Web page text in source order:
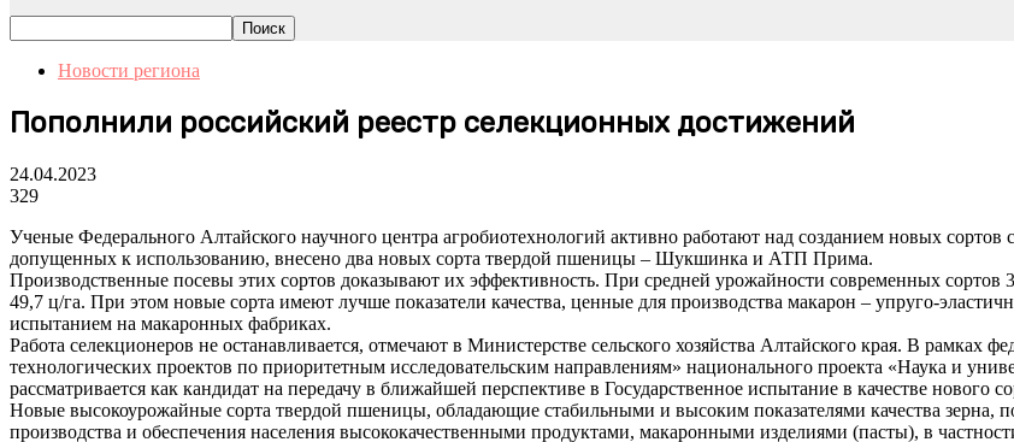
Новости региона
Пополнили российский реестр селекционных достижений
24.04.2023
329
Ученые Федерального Алтайского научного центра агробиотехнологий активно работают над созданием новых
допущенных к использованию, внесено два новых сорта твердой пшеницы – Шукшинка и АТП Прима.
Производственные посевы этих сортов доказывают их эффективность. При средней урожайности современных
49,7 ц/га. При этом новые сорта имеют лучше показатели качества, ценные для производства макарон – упруго-
испытанием на макаронных фабриках.
Работа селекционеров не останавливается, отмечают в Министерстве сельского хозяйства Алтайского края. В рамках
технологических проектов по приоритетным исследовательским направлениям» национального проекта «Наука и
рассматривается как кандидат на передачу в ближайшей перспективе в Государственное испытание в качестве нового
Новые высокоурожайные сорта твердой пшеницы, обладающие стабильными и высоким показателями качества зерна,
производства и обеспечения населения высококачественными продуктами, макаронными изделиями (пасты), в